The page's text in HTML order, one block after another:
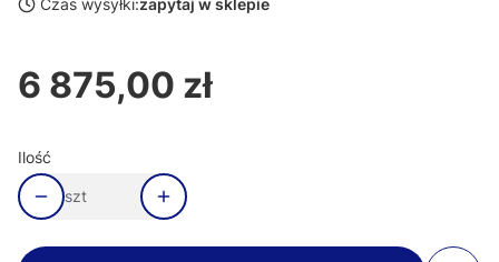
Czas wysyłki:zapytaj w sklepie
Cena
6 875,00 zł
Ilość
szt